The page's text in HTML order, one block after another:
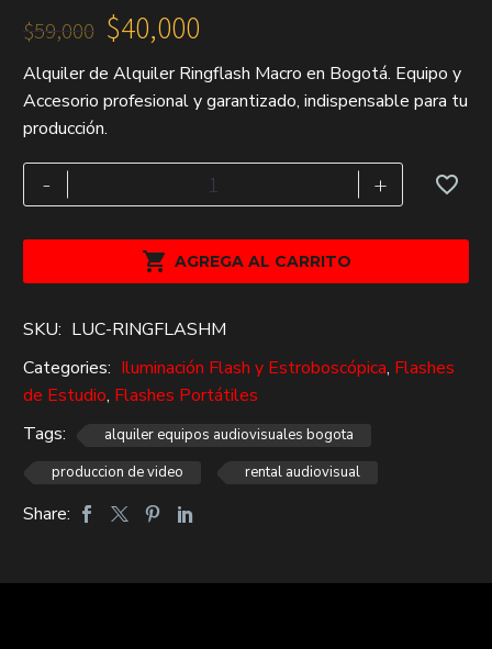
$59,000
precio
original
era:
$59,000.
$40,000
precio
actual
es:
$40,000.
Alquiler de Alquiler Ringflash Macro en Bogotá. Equipo y
Accesorio profesional y garantizado, indispensable para tu
producción.
-
Alquiler
Ringflash
cantidad
+
 AGREGA AL CARRITO
SKU: LUC-RINGFLASHM
Categories: Iluminación Flash y Estroboscópica, Flashes
de Estudio, Flashes Portátiles
Tags:
alquiler equipos audiovisuales bogota
produccion de video
rental audiovisual
Share: